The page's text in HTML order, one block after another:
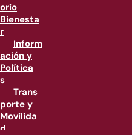
orio
Bienesta
r
Inform
ación y
Política
s
Trans
porte y
Movilida
d